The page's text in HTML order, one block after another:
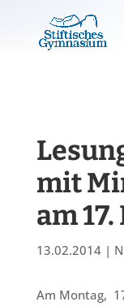
mit
am
13.02.2014|
Am Montag,